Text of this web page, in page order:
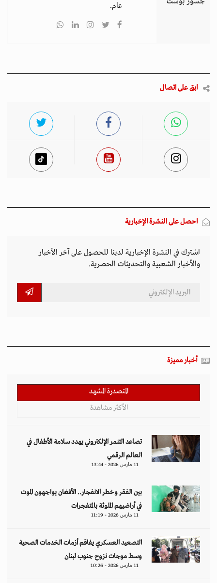
عام.
ابق على اتصال
احصل على النشرة الإخبارية
اشترك في النشرة الإخبارية لدينا للحصول على آخر الأخبار
والأخبار الشعبية والتحديثات الحصرية.
أخبار مميزة
المتصدرة المشهد
الأكثر مشاهدة
تصاعد التنمر الإلكتروني يهدد سلامة الأطفال في
العالم الرقمي
11 مارس 2026 - 13:44
بين الفقر وخطر الانفجار.. الأفغان يواجهون الموت
في أراضيهم الملوثة بالمتفجرات
11 مارس 2026 - 11:19
التصعيد العسكري يفاقم أزمات الخدمات الصحية
وسط موجات نزوح جنوب لبنان
11 مارس 2026 - 10:26